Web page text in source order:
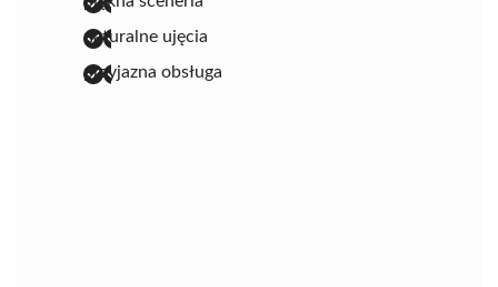
naturalne ujęcia
przyjazna obsługa